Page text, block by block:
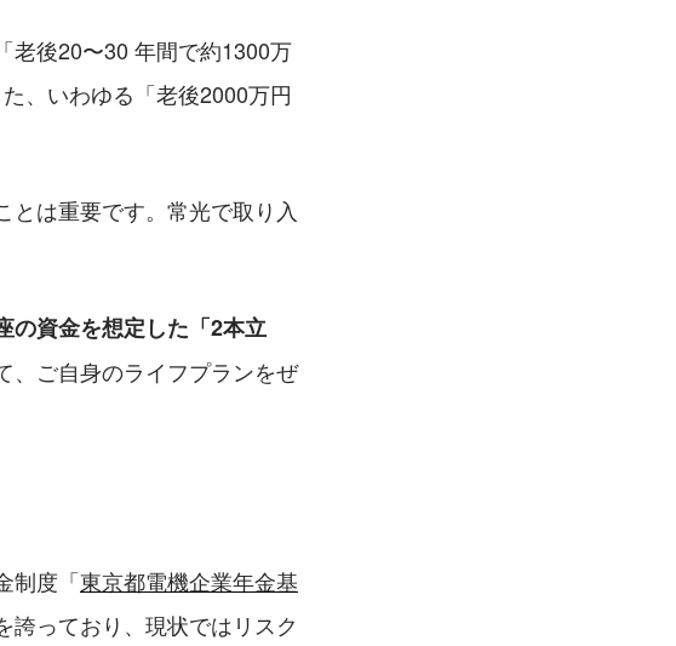
老後20〜30 年間で約1300万
、いわゆる「老後2000万円
は重要です。常光で取り入
の資金を想定した「2本立
、ご自身のライフプランをぜ
制度「東京都電機企業年金基
誇っており、現状ではリスク